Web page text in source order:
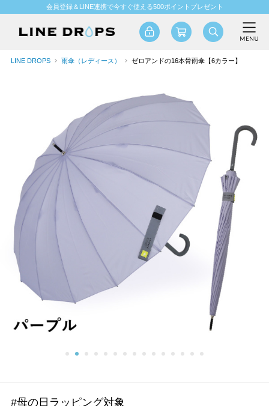
会員登録＆LINE連携で今すぐ使える500ポイントプレゼント
LINE DROPS 雨傘（レディース） ゼロアンドの16本骨雨傘【6カラー】
#母の日ラッピング対象